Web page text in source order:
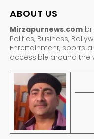
ABOUT US
Mirzapurnews.com
Politics, Business,
Entertainment, sports
accessible around the